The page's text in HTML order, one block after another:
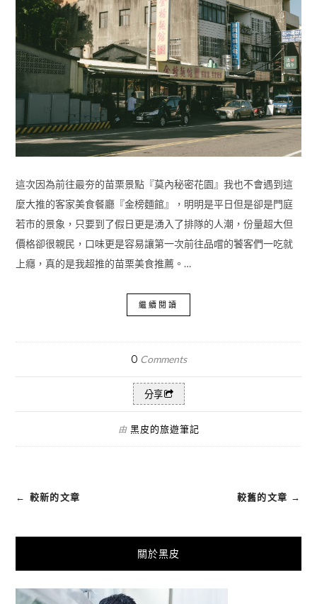
這次因為前往最夯的苗栗景點『莫內秘密花園』我也不會遇到這
麼大推的客家美食餐廳『金榜麵館』，明明是平日但是卻是門庭
若市的景象，只要到了假日更是湧入了排隊的人潮，份量超大但
價格卻很親民，口味更是容易讓第一次前往品嚐的饕客們一吃就
上癮，真的是我超推的苗栗美食推薦。…
繼續閱讀
0 Comments
分享
由 黑皮的旅遊筆記
較舊的文章 →
← 較新的文章
關於黑皮